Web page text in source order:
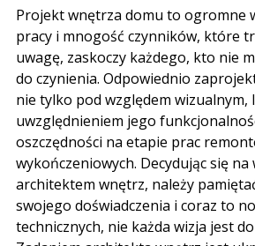
Projekt wnętrza domu to ogromne
pracy i mnogość czynników, które
uwagę, zaskoczy każdego, kto nie
do czynienia. Odpowiednio
nie tylko pod względem wizualnym,
uwzględnieniem jego
oszczędności na etapie prac
wykończeniowych. Decydując się na
architektem wnętrz, należy
swojego doświadczenia i coraz to
technicznych, nie każda wizja jest